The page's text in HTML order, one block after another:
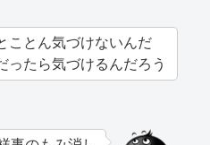
ことん気づけないんだ
たら気づけるんだろう